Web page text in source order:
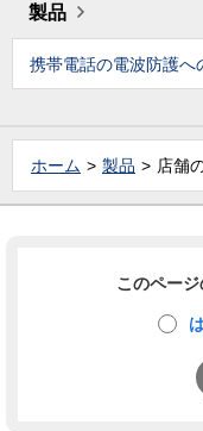
製品
携帯電話の電波防護へ
ホーム 製品 店舗
このペー